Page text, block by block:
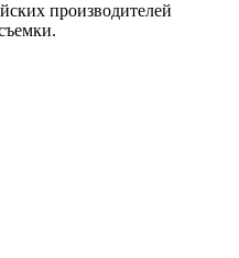
производителей